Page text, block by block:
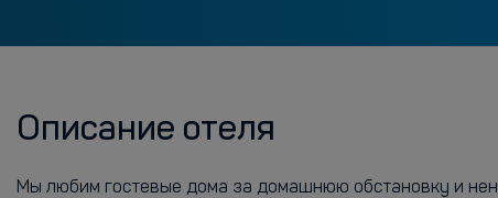
Описание отеля
Мы любим гостевые дома за домашнюю обстановку и